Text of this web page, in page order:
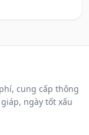
cung cấp thông
ngày tốt xấu